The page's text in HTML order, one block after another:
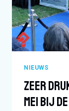
NIEUWS
Zeer
Mei Bij